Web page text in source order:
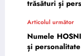
trăsături și
Articolul următor
Numele
și personalitate